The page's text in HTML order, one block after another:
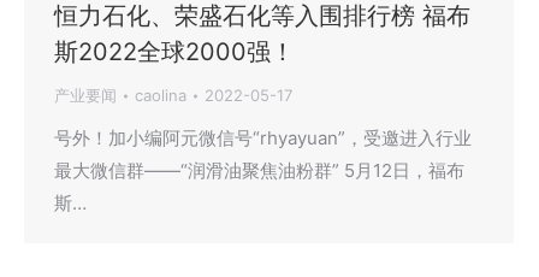
恒力石化、荣盛石化等入围排行榜 福布
斯2022全球2000强！
产业要闻 caolina 2022-05-17
号外！加小编阿元微信号“rhyayuan”，受邀进入行业
最大微信群——“润滑油聚焦油粉群” 5月12日，福布
斯…